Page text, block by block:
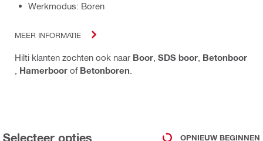
Werkmodus: Boren
MEER INFORMATIE
Hilti klanten zochten ook naar Boor SDS boor Betonboor
Hamerboor of Betonboren
Selecteer opties OPNIEUW BEGINNEN